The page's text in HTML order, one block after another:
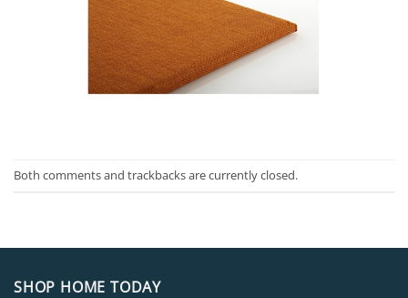
Both comments and trackbacks are currently closed.
SHOP HOME TODAY